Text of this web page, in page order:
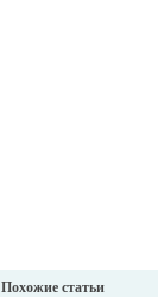
Похожие статьи